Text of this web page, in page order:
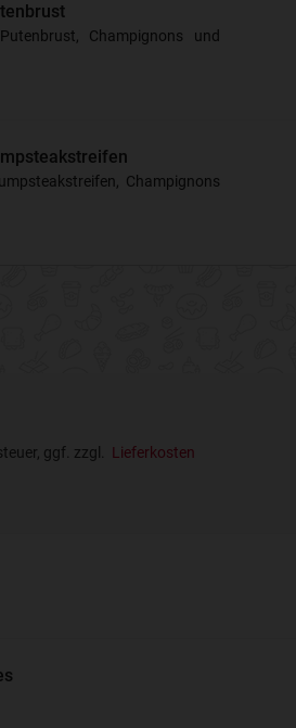
Champignons und
Champignons
ggf. zzgl. Lieferkosten